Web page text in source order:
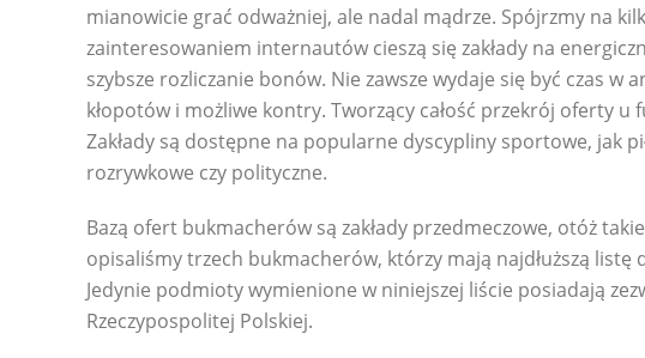
mianowicie grać odważniej, ale nadal mądrze. Spójrzmy na
zainteresowaniem internautów cieszą się zakłady na
szybsze rozliczanie bonów. Nie zawsze wydaje się być czas
kłopotów i możliwe kontry. Tworzący całość przekrój oferty
Zakłady są dostępne na popularne dyscypliny sportowe, jak
rozrywkowe czy polityczne.
Bazą ofert bukmacherów są zakłady przedmeczowe, otóż
opisaliśmy trzech bukmacherów, którzy mają najdłuższą
Jedynie podmioty wymienione w niniejszej liście posiadają
Rzeczypospolitej Polskiej.